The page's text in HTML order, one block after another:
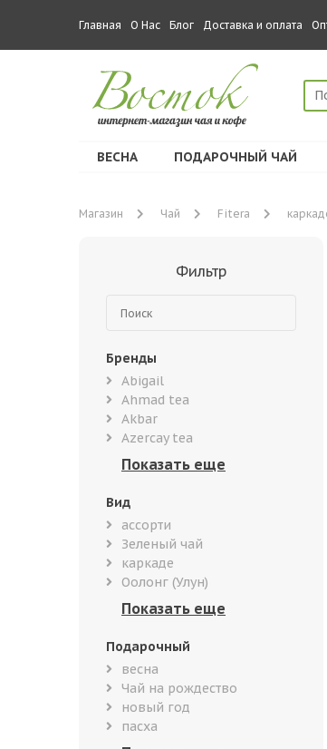
Главная О Нас Блог Доставка и оплата
ВЕСНА ПОДАРОЧНЫЙ ЧАЙ
Магазин Чай Fitera
Фильтр
Бренды
Abigail
Ahmad tea
Akbar
Azercay tea
Вид
ассорти
Зеленый чай
каркаде
Оолонг (Улун)
Подарочный
весна
Чай на рождество
новый год
пасха